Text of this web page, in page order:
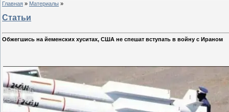
Главная » Материалы »
Статьи
Обжегшись на йеменских хуситах, США не спешат вступать в войну с Ираном